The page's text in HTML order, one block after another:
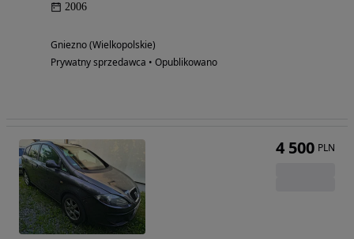
2006
Gniezno (Wielkopolskie)
Prywatny sprzedawca • Opublikowano
4 500 PLN